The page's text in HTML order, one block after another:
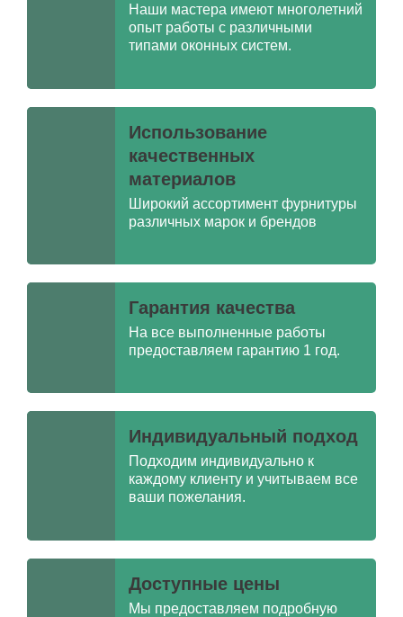
Наши мастера имеют многолетний
опыт работы с различными
типами оконных систем.
Использование
качественных
материалов
Широкий ассортимент фурнитуры
различных марок и брендов
Гарантия качества
На все выполненные работы
предоставляем гарантию 1 год.
Индивидуальный подход
Подходим индивидуально к
каждому клиенту и учитываем все
ваши пожелания.
Доступные цены
Мы предоставляем подробную